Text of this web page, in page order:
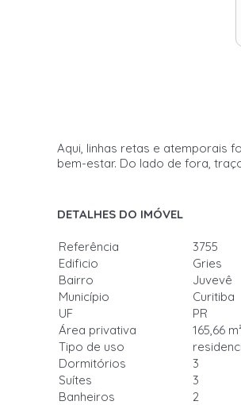
Aqui, linhas retas e atemporais
bem-estar. Do lado de fora,
DETALHES DO IMÓVEL
Referência
3755
Edificio
Gries
Bairro
Juvevê
Município
Curitiba
UF
PR
Área privativa
165,66 m²
Tipo de uso
Dormitórios
3
Suítes
3
Banheiros
2